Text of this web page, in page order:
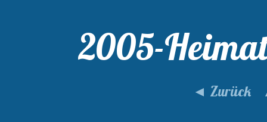
2005-
◄ Zurück